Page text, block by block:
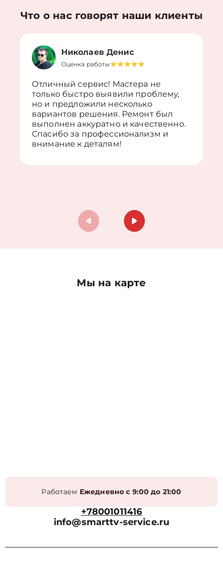
Что о нас говорят наши клиенты
Николаев Денис
Оценка работы
Отличный сервис! Мастера не
только быстро выявили проблему,
но и предложили несколько
вариантов решения. Ремонт был
выполнен аккуратно и качественно.
Спасибо за профессионализм и
внимание к деталям!
Мы на карте
Работаем Ежедневно с 9:00 до 21:00
+78001011416
info@smarttv-service.ru